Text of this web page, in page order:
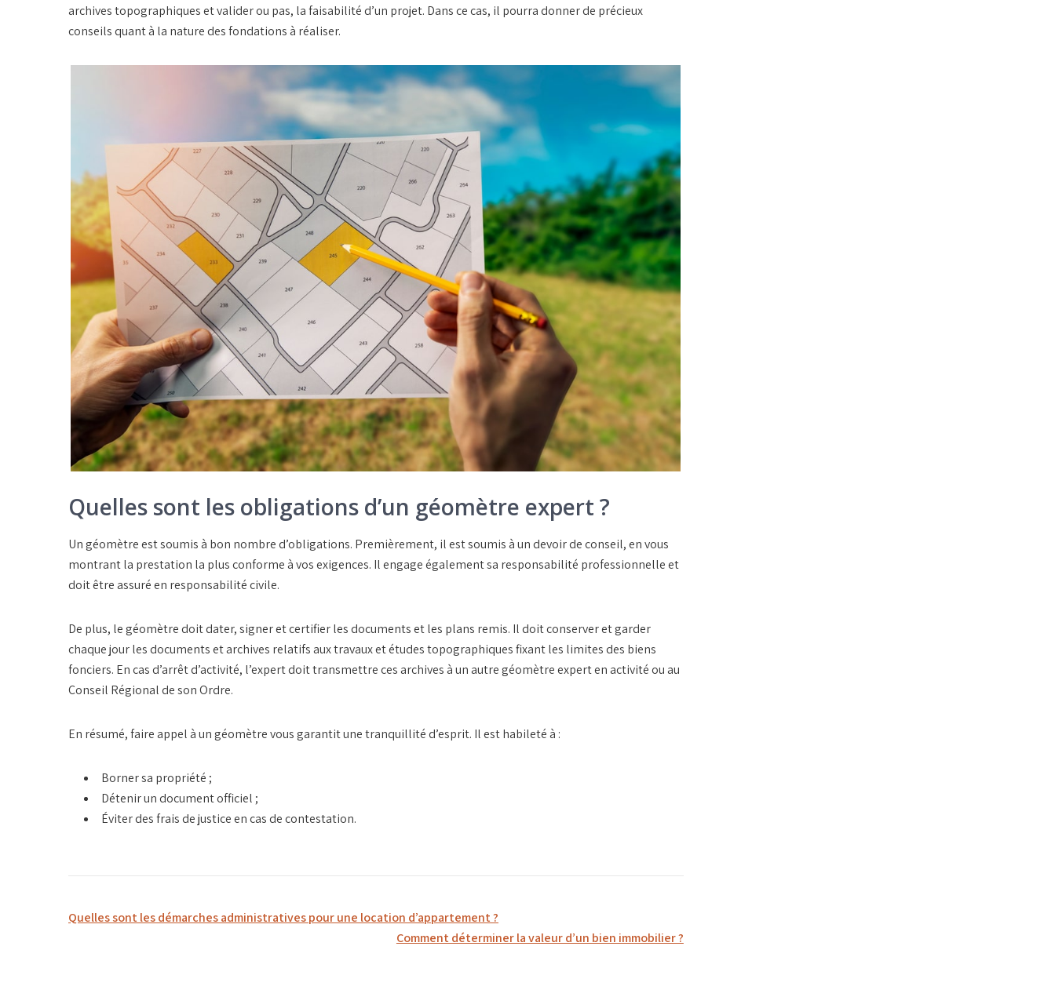
archives topographiques et valider ou pas, la faisabilité d’un projet. Dans ce cas, il pourra donner de précieux
conseils quant à la nature des fondations à réaliser.
Quelles sont les obligations d’un géomètre expert ?
Un géomètre est soumis à bon nombre d’obligations. Premièrement, il est soumis à un devoir de conseil, en vous
montrant la prestation la plus conforme à vos exigences. Il engage également sa responsabilité professionnelle et
doit être assuré en responsabilité civile.
De plus, le géomètre doit dater, signer et certifier les documents et les plans remis. Il doit conserver et garder
chaque jour les documents et archives relatifs aux travaux et études topographiques fixant les limites des biens
fonciers. En cas d’arrêt d’activité, l’expert doit transmettre ces archives à un autre géomètre expert en activité ou au
Conseil Régional de son Ordre.
En résumé, faire appel à un géomètre vous garantit une tranquillité d’esprit. Il est habileté à :
Borner sa propriété ;
Détenir un document officiel ;
Éviter des frais de justice en cas de contestation.
Navigation
Quelles sont les démarches administratives pour une location d’appartement ?
Comment déterminer la valeur d’un bien immobilier ?